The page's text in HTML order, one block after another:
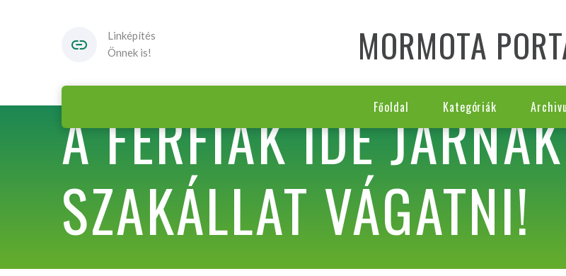
Linképítés
Önnek is!
MORMOTA
Főoldal Kategóriák
A FÉRFIAK IDE
SZAKÁLLAT VÁGATNI!